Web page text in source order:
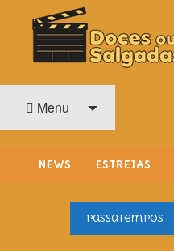
O Cinema? Uma Paixão!!
Menu
NEWS ESTREIAS
Passatempos